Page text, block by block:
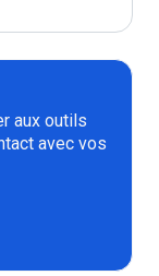
aux outils
avec vos